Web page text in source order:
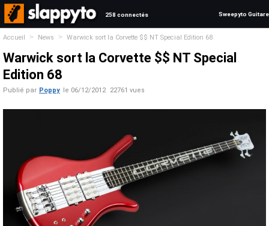
258 connectés Sweepyto Guitare
Accueil > News > Warwick sort la Corvette $$ NT Special Edition 68
Warwick sort la Corvette $$ NT Special
Edition 68
Publié par Poppy le 06/12/2012 22761 vues